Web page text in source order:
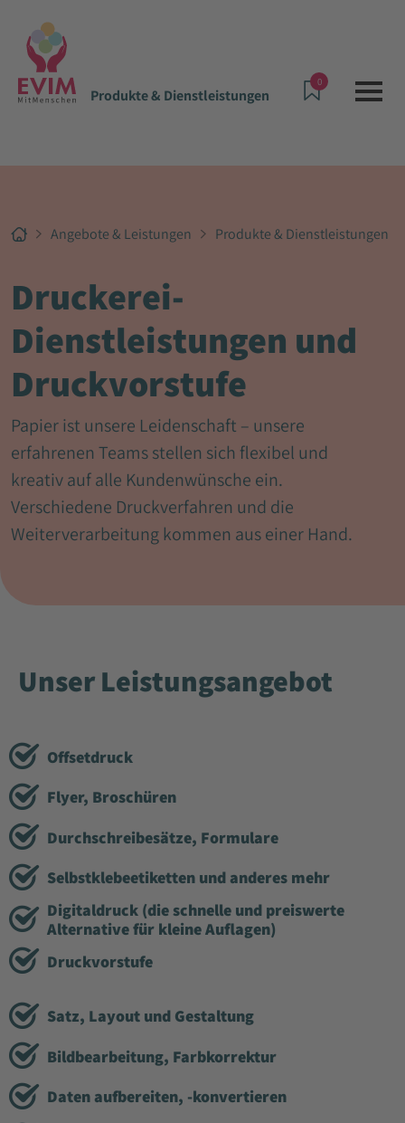
Produkte & Dienstleistungen
0
Angebote & Leistungen Produkte & Dienstleistungen
Druckerei-
Dienstleistungen und
Druckvorstufe
Papier ist unsere Leidenschaft – unsere
erfahrenen Teams stellen sich flexibel und
kreativ auf alle Kundenwünsche ein.
Verschiedene Druckverfahren und die
Weiterverarbeitung kommen aus einer Hand.
Unser Leistungsangebot
Offsetdruck
Flyer, Broschüren
Durchschreibesätze, Formulare
Selbstklebeetiketten und anderes mehr
Digitaldruck (die schnelle und preiswerte
Alternative für kleine Auflagen)
Druckvorstufe
Satz, Layout und Gestaltung
Bildbearbeitung, Farbkorrektur
Daten aufbereiten, -konvertieren